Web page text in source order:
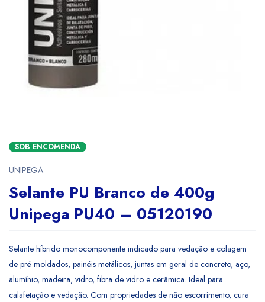
SOB ENCOMENDA
UNIPEGA
Selante PU Branco de 400g
Unipega PU40 – 05120190
Selante híbrido monocomponente indicado para vedação e colagem
de pré moldados, painéis metálicos, juntas em geral de concreto, aço,
alumínio, madeira, vidro, fibra de vidro e cerâmica. Ideal para
calafetação e vedação. Com propriedades de não escorrimento, cura